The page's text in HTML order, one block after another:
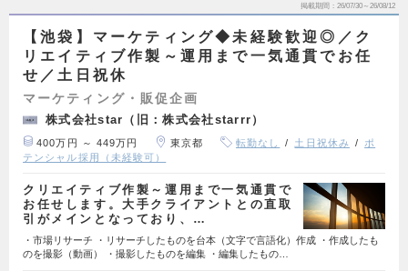
掲載期間 26/07/30～26/08/12
【池袋】マーケティング◆未経験歓迎◎／ク
リエイティブ作製～運用まで一気通貫でお任
せ／土日祝休
マーケティング・販促企画
株式会社star（旧：株式会社starrr）
400万円 ～ 449万円 東京都 転勤なし 土日祝休み
ポ
テンシャル採用（未経験可）
クリエイティブ作製～運用まで一気通貫で
お任せします。大手クライアントとの直取
引がメインとなっており、…
・市場リサーチ ・リサーチしたものを台本（文字で言語化）作成 ・作成したも
のを撮影（動画） ・撮影したものを編集 ・編集したもの…